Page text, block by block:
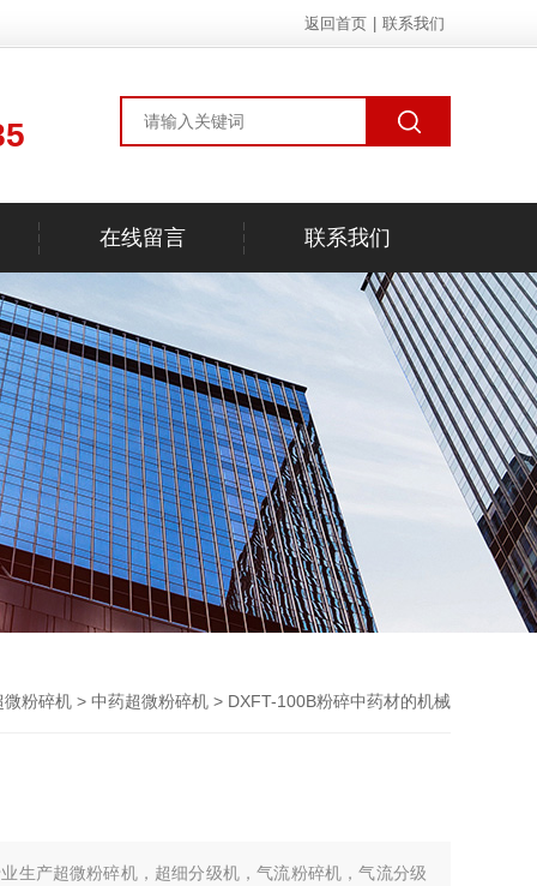
返回首页 联系我们
在线留言 联系我们
微粉碎机 > 中药超微粉碎机 > DXFT-100B粉碎中药材的机械
生产超微粉碎机，超细分级机，气流粉碎机，气流分级